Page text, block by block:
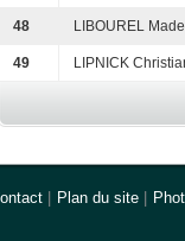
48 LIBOUREL
49 LIPNICK
Plan du site